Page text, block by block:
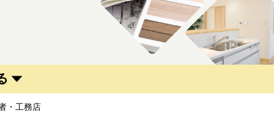
・工務店